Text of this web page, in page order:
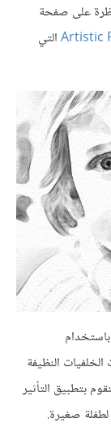
نظرة على صفحة
Artisticالتي
باستخدام
النظيفة
بتطبيق التأثير
لطفلة صغيرة.